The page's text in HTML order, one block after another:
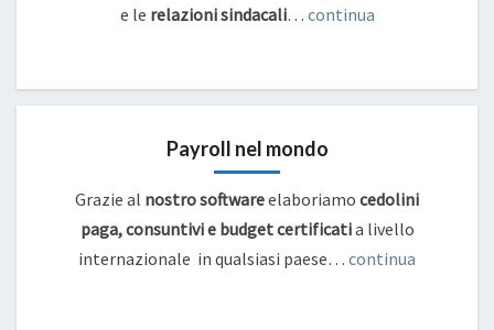
e le relazioni sindacali… continua
Payroll nel mondo
Grazie al nostro softwareelaboriamo cedolini
paga, consuntivi e budget certificatia livello
internazionale in qualsiasi paese… continua